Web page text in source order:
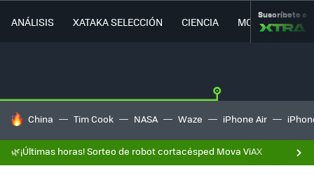
ANÁLISIS XATAKA SELECCIÓN CIENCIA MOVILIDAD
Suscríbete a
HOY SE HABLA DE
China Tim Cook NASA Waze iPhone Air
🌿¡Últimas horas! Sorteo de robot cortacésped Mova ViAX